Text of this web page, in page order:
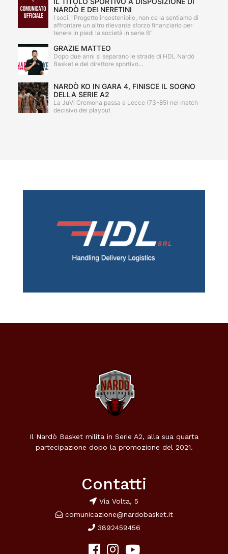
NARDÒ E DEI NERETINI
I soci: "Progetto insostenibile, non ce la sentiamo di
affrontare un altro rilevante sforzo finanziario per
tenere in piedi la società in serie B"
GRAZIE MATTEO
Dopo due anni si separano le strade di HDL Nardò
Basket e del direttore sportivo...
NARDÒ KO IN GARA 4, FINISCE IL SOGNO
DELLA SERIE A2
La JuVi Cremona passa a Lecce (73-85) nel match
decisivo dei playout
Il Nardò Basket milita in Serie A2, alla sua quarta
partecipazione dopo la promozione del 2021.
Contatti
Via Volta, 5
comunicazione@nardobasket.it
3892459456